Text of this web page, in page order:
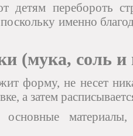
детям перебороть
именно
(мука, соль и
форму, не несет
а затем
основные